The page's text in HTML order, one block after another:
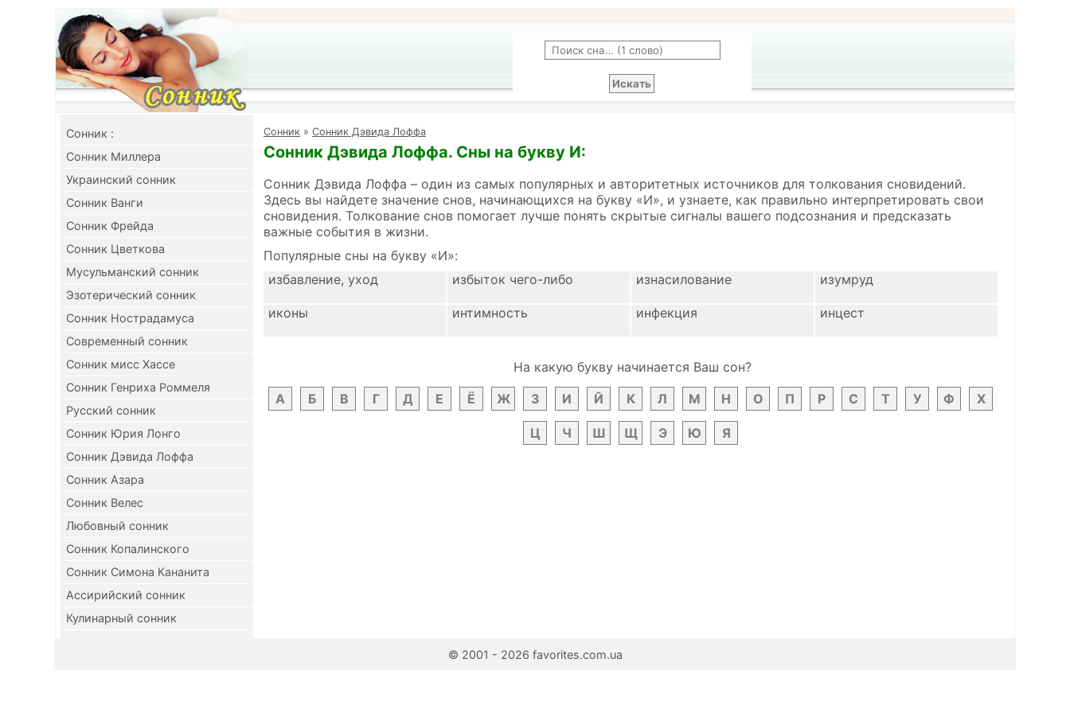
Cонник :
Сонник Миллера
Украинский сонник
Сонник Ванги
Сонник Фрейда
Сонник Цветкова
Мусульманский сонник
Эзотерический сонник
Сонник Нострадамуса
Современный сонник
Сонник мисс Хассе
Сонник Генриха Роммеля
Русский сонник
Сонник Юрия Лонго
Сонник Дэвида Лоффа
Сонник Азара
Сонник Велес
Любовный сонник
Сонник Копалинского
Сонник Симона Кананита
Ассирийский сонник
Кулинарный сонник
Cонник » Сонник Дэвида Лоффа
Сонник Дэвида Лоффа. Сны на букву И:
Сонник Дэвида Лоффа – один из самых популярных и авторитетных источников для толкования сновидений.
Здесь вы найдете значение снов, начинающихся на букву «И», и узнаете, как правильно интерпретировать свои
сновидения. Толкование снов помогает лучше понять скрытые сигналы вашего подсознания и предсказать
важные события в жизни.
Популярные сны на букву «И»:
избавление, уход
избыток чего-либо изнасилование изумруд
иконы интимность инфекция инцест
На какую букву начинается Ваш сон?
А
Б В Г Д Е Ё Ж З И Й К Л М Н О П Р С Т У Ф Х
Ц Ч Ш Щ Э Ю Я
© 2001 - 2026 favorites.com.ua